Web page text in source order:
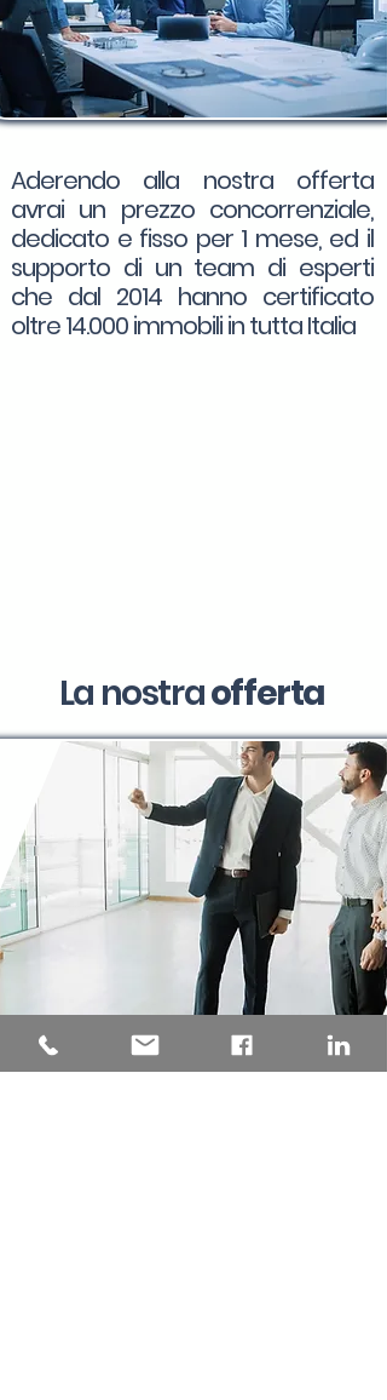
Aderendo alla nostra offerta
avrai un prezzo concorrenziale,
dedicato e fisso per 1 mese, ed il
supporto di un team di esperti
che dal 2014 hanno certificato
oltre 14.000 immobili in tutta Italia
La nostraofferta
Una consulenza tecnica